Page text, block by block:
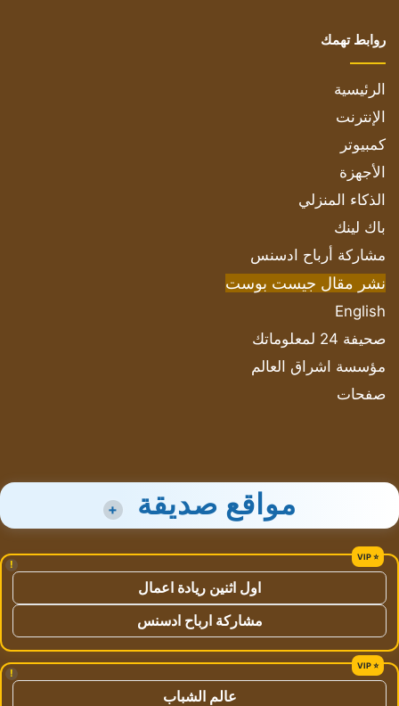
روابط تهمك
الرئيسية
الإنترنت
كمبيوتر
الأجهزة
الذكاء المنزلي
باك لينك
مشاركة أرباح ادسنس
نشر مقال جيست بوست
English
صحيفة 24 لمعلوماتك
مؤسسة اشراق العالم
صفحات
مواقع صديقة +
!
اول اثنين ريادة اعمال
مشاركة ارباح ادسنس
!
عالم الشباب